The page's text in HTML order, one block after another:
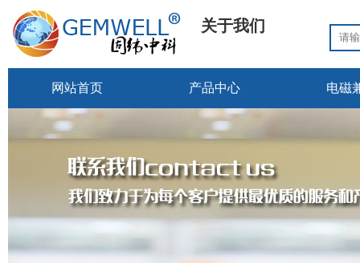
关于我们
网站首页 产品中心 电磁